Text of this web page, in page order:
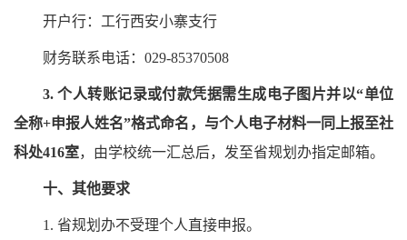
开户行：工行西安小寨支行
财务联系电话：029-85370508
3.个人转账记录或付款凭据需生成电子图片并以“单位
全称+申报人姓名”格式命名，与个人电子材料一同上报至社
科处416室，由学校统一汇总后，发至省规划办指定邮箱。
十、 其他要求
1. 省规划办不受理个人直接申报。